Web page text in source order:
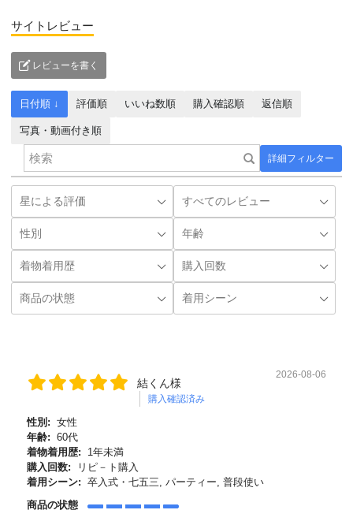
サイトレビュー
レビューを書く
詳細フィルター
日付順 ↓ 評価順 いいね数順 購入確認順 返信順
写真・動画付き順
結くん様
購入確認済み
2026-08-06
性別: 女性
年齢: 60代
着物着用歴:
1年未満
購入回数:
リピ－ト購入
着用シーン: 卒入式・七五三, パーティー, 普段使い
商品の状態